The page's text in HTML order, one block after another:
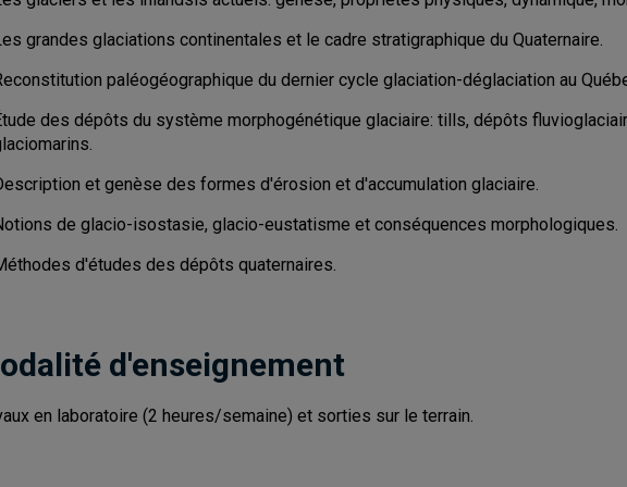
grandes glaciations continentales et le cadre stratigraphique du Quaternaire.
paléogéographique du dernier cycle glaciation-déglaciation au
des dépôts du système morphogénétique glaciaire: tills, dépôts
et genèse des formes d'érosion et d'accumulation glaciaire.
de glacio-isostasie, glacio-eustatisme et conséquences morphologiques.
d'études des dépôts quaternaires.
d'enseignement
en laboratoire (2 heures/semaine) et sorties sur le terrain.